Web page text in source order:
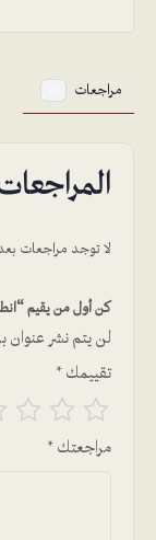
مراجعات
لا توجد مراجعات
كن أول من يقيم
لن يتم نشر عنوان
تقييمك *
مراجعتك *